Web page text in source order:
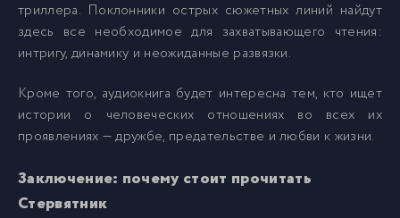
32 0032_Стервятник
34 0034_Стервятник
триллера. Поклонники острых сюжетных линий найдут
здесь все необходимое для захватывающего чтения:
интригу, динамику и неожиданные развязки.
Кроме того, аудиокнига будет интересна тем, кто ищет
истории о человеческих отношениях во всех их
проявлениях — дружбе, предательстве и любви к жизни.
Заключение: почему стоит прочитать
Стервятник